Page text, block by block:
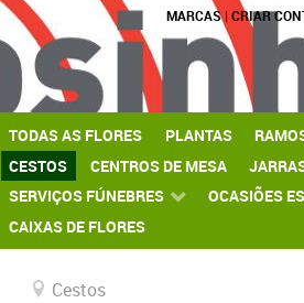
MARCAS| CRIAR
TODAS AS FLORES PLANTAS
CESTOS
CENTROS DE MESA
SERVIÇOS FÚNEBRES
OCASIÕES
CAIXAS DE FLORES
Cestos